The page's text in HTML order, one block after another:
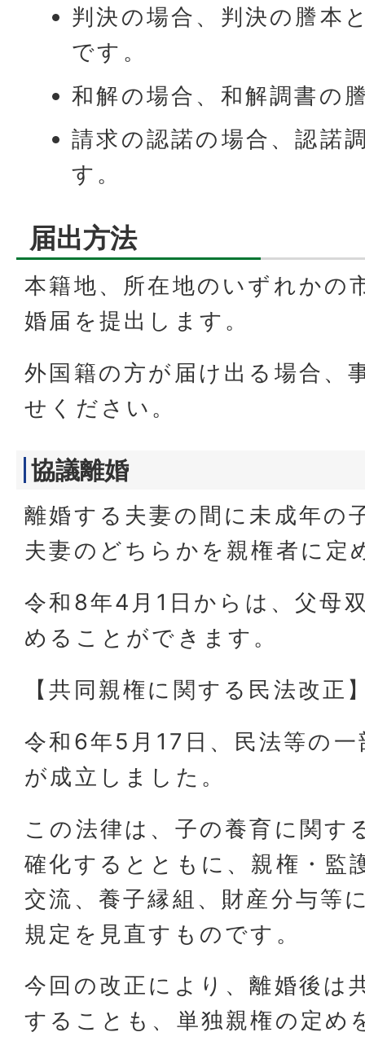
判決の場合、判決の謄本
です。
和解の場合、和解調書の
請求の認諾の場合、認諾
す。
届出方法
本籍地、所在地のいずれかの
婚届を提出します。
外国籍の方が届け出る場合、
せください。
協議離婚
離婚する夫妻の間に未成年の
夫妻のどちらかを親権者に定
令和8年4月1日からは、父母
めることができます。
【共同親権に関する民法改正
令和6年5月17日、民法等の
が成立しました。
この法律は、子の養育に関す
確化するとともに、親権・監
交流、養子縁組、財産分与等
規定を見直すものです。
今回の改正により、離婚後は
することも、単独親権の定め